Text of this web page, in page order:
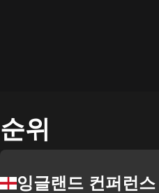
순위
잉글랜드 컨퍼런스